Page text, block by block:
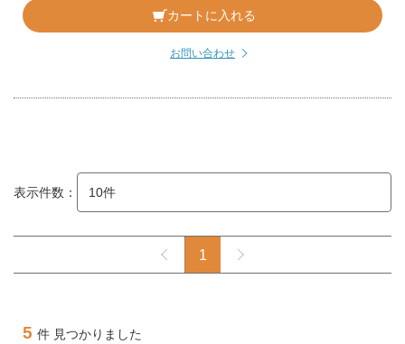
カートに入れる
お問い合わせ
表示件数：
1
5 件 見つかりました